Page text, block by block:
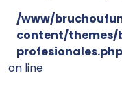
/www/
content/
profesionales.php
on line